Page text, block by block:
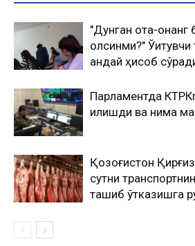
"Дунган ота-
олсинми?"
қандай ҳисоб
Парламентда
қилишди ва нима
Қозоғистон
сутни
ташиб ўтказишга